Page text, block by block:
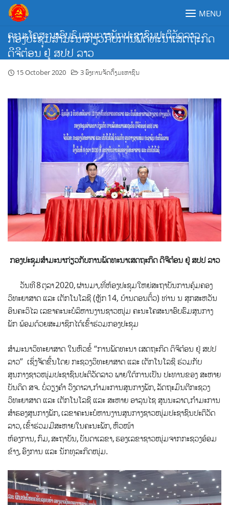
Skip
content
ຄະນະໂຄສະນາອົບຮົມສູນກາງພັກປະຊາຊົນປະຕິວັດລາວ
MENU
ກອງປະຊຸມສຳມະນາກ່ຽວກັບການພັດທະນາເສດຖະກິດ
ດີຈີຕ໋ອນ ຢູ່ ສປປ ລາວ
15 October 2020 3 ອົງການຈັດຕັ້ງມະຫາຊົນ
ກອງປະຊຸມສຳມະນາກ່ຽວກັບການພັດທະນາເສດຖະກິດ ດີຈີຕ໋ອນ ຢູ່ ສປປ ລາວ
ວັນທີ8ຕຸລາ2020,ຜ່ານມາ,ທີ່ຫ້ອງປະຊຸມໃຫຍ່ສະຖາບັນການຄຸ້ມຄອງ
ວິທະຍາສາດ ແລະ ເຕັກໂນໂລຊີ (ຫຼັກ14, ບ້ານດອນຕິ້ວ) ທ່ານ ນ ສຸກສະຫວັນ
ອິນຄະວິໄລ ເລຂາຄະນະບໍລິຫານງານຊາວໜຸ່ມ ຄະນະໂຄສະນາອົບຮົມສູນກາງ
ພັກ ພ້ອມດ້ວຍສະມາຊິກໄດ້ເຂົ້າຮ່ວມກອງປະຊຸມ
ສຳມະນາວິທະຍາສາດໃນຫົວຂໍ້ “ການພັດທະນາ ເສດຖະກິດ ດິຈິຕ໋ອນ ຢູ່ ສປປ
ລາວ” ເຊິ່ງຈັດຂື້ນໂດຍກະຊວງວິທະຍາສາດ ແລະ ເຕັກໂນໂລຊີ ຮ່ວມກັບ
ສູນກາງຊາວໜຸ່ມປະຊາຊົນປະຕິວັດລາວພາຍໃຕ້ການເປັນ ປະທານຂອງ ສະຫາຍ
ບັນດິດ ສຈ. ບໍ່ວຽງຄຳ ວົງດາລາ,ກຳມະການສູນກາງພັກ,ລັດຖະມົນຕີກະຊວງ
ວິທະຍາສາດ ແລະ ເຕັກໂນໂລຊີ ແລະ ສະຫາຍ ອາລຸນໄຊ ສູນນະລາດ,ກຳມະການ
ສຳຮອງສູນກາງພັກ,ເລຂາຄະນະບໍຫານງານສູນກາງຊາວໜຸ່ມປະຊາຊົນປະຕິວັດ
ລາວ,ເຂົ້າຮ່ວມມີສະຫາຍໃນຄະນະພັກ,ຫົວໜ້າ
ຫ້ອງການ,ກົມ,ສະຖາບັນ,ບັນດາເລຂາ,ຮອງເລຂາຊາວໜຸ່ມຈາກກະຊວງອ້ອມ
ຂ້າງ,ອົງການ ແລະ ນັກທຸລະກິດໜຸ່ມ.